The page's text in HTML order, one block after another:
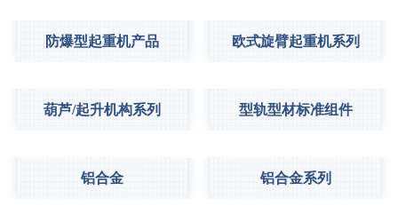
防爆型起重机产品 欧式旋臂起重机系列
葫芦/起升机构系列 型轨型材标准组件
铝合金 铝合金系列